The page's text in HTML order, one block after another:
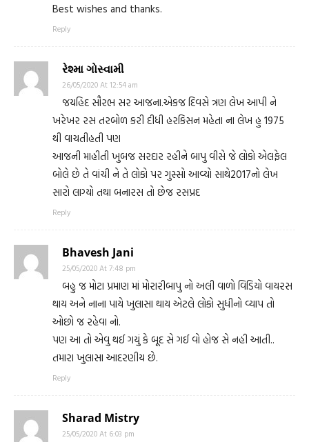
Best wishes and thanks.
Reply
રેશ્મા ગોસ્વામી
26/05/2020 At 12:54 am
જયહિદ સૌરભ સર આજના.એકજ દિવસે ત્રણ લેખ આપી ને
ખરેખર રસ તરબોળ કરી દીધી હરકિસન મહેતા ના લેખ હુ 1975
થી વાચતીહતી પણ
આજની માહીતી ખુબજ સરદાર રહીને બાપુ વીસે જે લોકો એલફેલ
બોલે છે તે વાંચી ને તે લોકો પર ગુસ્સો આવ્યો સાથે2017નો લેખ
સારો લાગ્યો તથા બનારસ તો છેજ રસપ્રદ
Reply
Bhavesh Jani
25/05/2020 At 7:48 pm
બહુ જ મોટા પ્રમાણ માં મોરારીબાપુ નો અલી વાળો વિડિયો વાયરસ
થાય અને નાના પાયે ખુલાસા થાય એટલે લોકો સુધીનો વ્યાપ તો
ઓછો જ રહેવા નો.
પણ આ તો એવુ થઈ ગયું કે બૂદ સે ગઈ વો હોજ સે નહી આતી..
તમારા ખુલાસા આદરણીય છે.
Reply
Sharad Mistry
25/05/2020 At 6:03 pm